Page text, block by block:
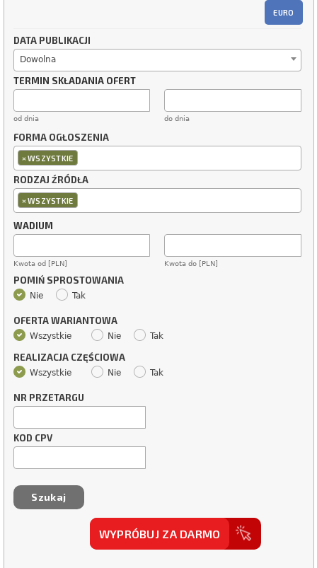
EURO
DATA PUBLIKACJI
Dowolna
TERMIN SKŁADANIA OFERT
od dnia do dnia
FORMA OGŁOSZENIA
×WSZYSTKIE
RODZAJ ŹRÓDŁA
×WSZYSTKIE
WADIUM
Kwota od [PLN] Kwota do [PLN]
POMIŃ SPROSTOWANIA
Nie Tak
OFERTA WARIANTOWA
Wszystkie Nie Tak
REALIZACJA CZĘŚCIOWA
Wszystkie Nie Tak
NR PRZETARGU
KOD CPV
WYPRÓBUJ ZA DARMO